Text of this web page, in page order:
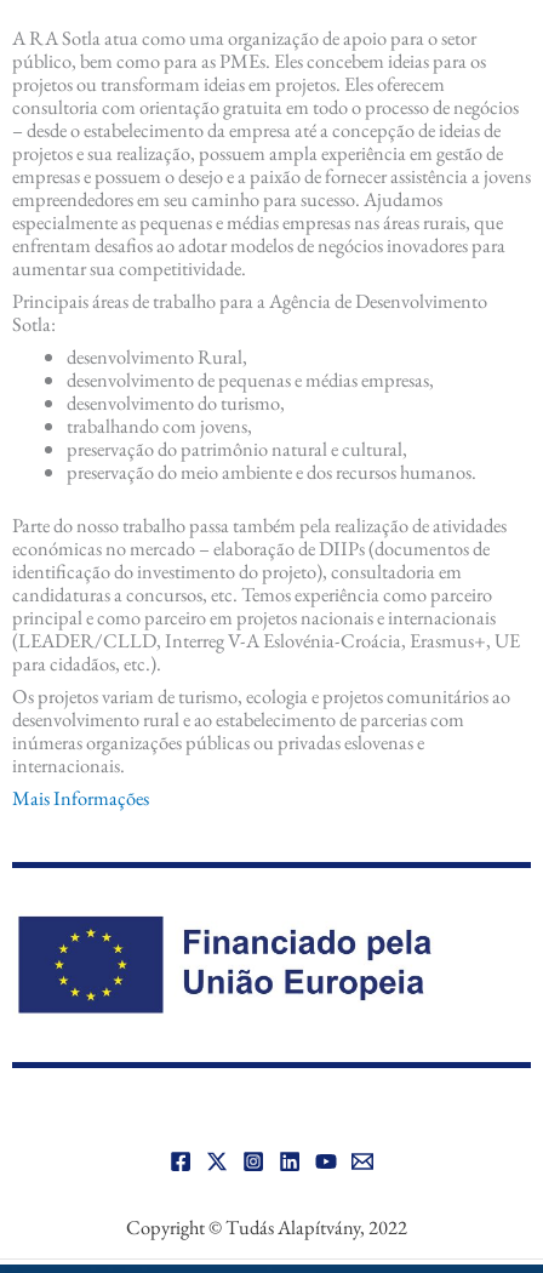
A RA Sotla atua como uma organização de apoio para o setor
público, bem como para as PMEs. Eles concebem ideias para os
projetos ou transformam ideias em projetos. Eles oferecem
consultoria com orientação gratuita em todo o processo de negócios
– desde o estabelecimento da empresa até a concepção de ideias de
projetos e sua realização, possuem ampla experiência em gestão de
empresas e possuem o desejo e a paixão de fornecer assistência a jovens
empreendedores em seu caminho para sucesso. Ajudamos
especialmente as pequenas e médias empresas nas áreas rurais, que
enfrentam desafios ao adotar modelos de negócios inovadores para
aumentar sua competitividade.
Principais áreas de trabalho para a Agência de Desenvolvimento
Sotla:
desenvolvimento Rural,
desenvolvimento de pequenas e médias empresas,
desenvolvimento do turismo,
trabalhando com jovens,
preservação do patrimônio natural e cultural,
preservação do meio ambiente e dos recursos humanos.
Parte do nosso trabalho passa também pela realização de atividades
económicas no mercado – elaboração de DIIPs (documentos de
identificação do investimento do projeto), consultadoria em
candidaturas a concursos, etc. Temos experiência como parceiro
principal e como parceiro em projetos nacionais e internacionais
(LEADER/CLLD, Interreg V-A Eslovénia-Croácia, Erasmus+, UE
para cidadãos, etc.).
Os projetos variam de turismo, ecologia e projetos comunitários ao
desenvolvimento rural e ao estabelecimento de parcerias com
inúmeras organizações públicas ou privadas eslovenas e
internacionais.
Mais Informações
Copyright © Tudás Alapítvány, 2022